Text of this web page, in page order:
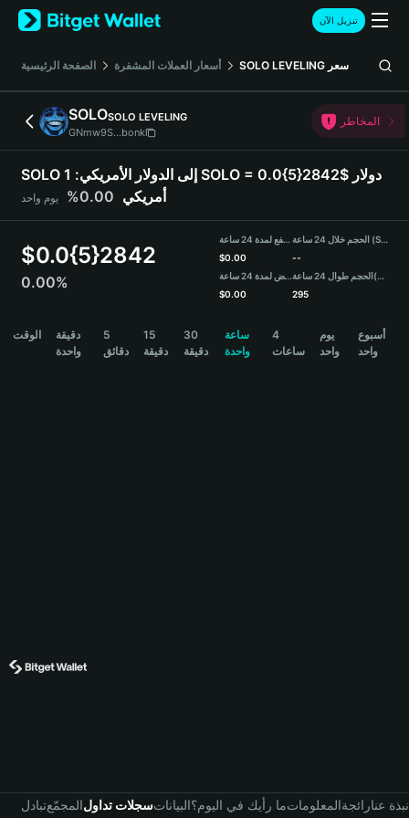
English
日本語
Русский
Español (Latinoamérica)
Türkçe
Deutsch
简体中文
Português (Portugal)
Bahasa Indonesia
বাংলা
تنزيل الآن
الصفحة الرئيسية أسعار العملات المشفرة SOLO LEVELING سعر
SOLOSOLO LEVELING
GNmw9S...bonk
المخاطر
SOLO إلى الدولار الأمريكي: 1 SOLO = 0.0{5}2842$ دولار
أمريكي 0.00% يوم واحد
$0.0{5}2842
0.00%
مرتفع لمدة 24 ساعة
$0.00
منخفض لمدة 24 ساعة
$0.00
الحجم خلال 24 ساعة (SOLO)
--
الحجم طوال 24 ساعة(USDT)
295
الوقت
دقيقة
واحدة
5
دقائق
15
دقيقة
30
دقيقة
ساعة
واحدة
4
ساعات
يوم
واحد
أسبوع
واحد
تبادلالمجمّعسجلات تداولالبياناتما رأيك في اليوم؟المعلوماترائجةنبذة عنا